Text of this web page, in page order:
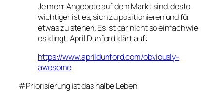
Je mehr Angebote auf dem Markt sind, desto
wichtiger ist es, sich zu positionieren und für
etwas zu stehen. Es ist gar nicht so einfach wie
es klingt. April Dunford klärt auf:
https://www.aprildunford.com/obviously-
awesome
#Priorisierung ist das halbe Leben